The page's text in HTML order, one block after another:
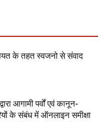
के तहत स्वजनो से संवाद
आगामी पर्वों एवं कानून-
के संबंध में ऑनलाइन समीक्षा